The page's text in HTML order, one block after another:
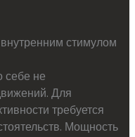
стимулом
себе не
Для
требуется
Мощность